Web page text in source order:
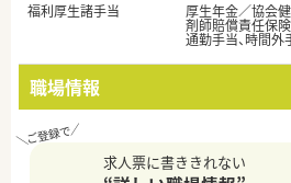
福利厚生諸手当
厚生年金／協会
剤師賠償責任保険
通勤手当、時間
職場情報
求人票に書ききれない